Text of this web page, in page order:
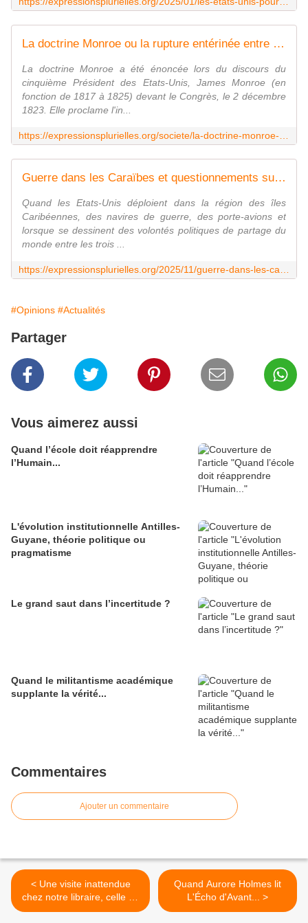
La doctrine Monroe ou la rupture entérinée entre l'Europe et les Etats-Unis - Expressions Plurielles
La doctrine Monroe a été énoncée lors du discours du
cinquième Président des Etats-Unis, James Monroe (en
fonction de 1817 à 1825) devant le Congrès, le 2 décembre
1823. Elle proclame l'in...
Guerre dans les Caraïbes et questionnements sur les îles françaises - Expressions Plurielles
Quand les Etats-Unis déploient dans la région des îles
Caribéennes, des navires de guerre, des porte-avions et
lorsque se dessinent des volontés politiques de partage du
monde entre les trois ...
#Opinions #Actualités
Partager
Vous aimerez aussi
Quand l’école doit réapprendre
l’Humain...
L'évolution institutionnelle Antilles-
Guyane, théorie politique ou
pragmatisme
Le grand saut dans l’incertitude ?
Quand le militantisme académique
supplante la vérité...
Commentaires
Ajouter un commentaire
< Une visite inattendue
chez notre libraire, celle de
Boualem Sansal
Quand Aurore Holmes lit
L'Écho d'Avant... >